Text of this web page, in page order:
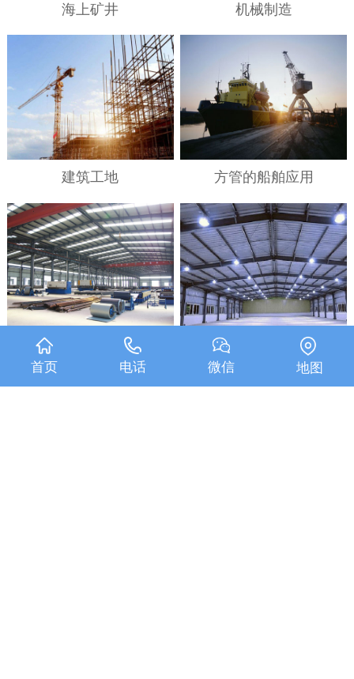
海上矿井 机械制造
建筑工地 方管的船舶应用
钢结构厂房 方管的厂房应用
首页 电话 微信 地图